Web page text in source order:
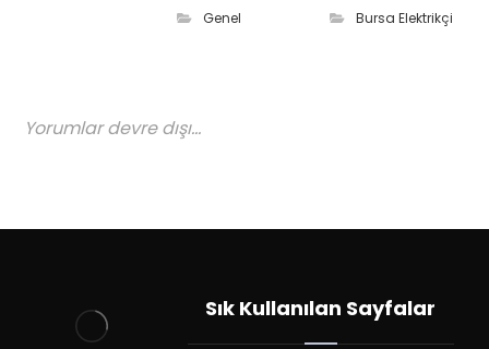
Genel Bursa Elektrikçi
Yorumlar devre dışı...
Sık Kullanılan Sayfalar